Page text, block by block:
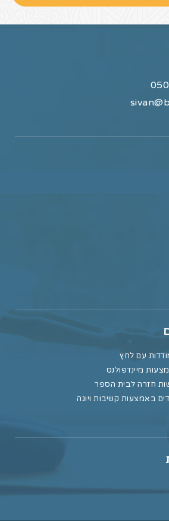
עם לחץ
מיינדפולנס
חזרה לבית הספר
באמצעות קשיבות ויוגה